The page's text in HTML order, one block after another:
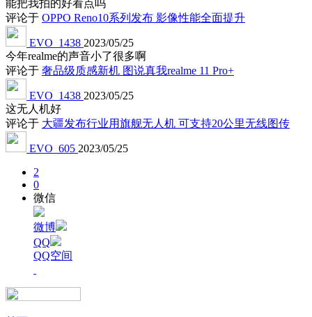
登录以回复
评论
从现在知道的信息来看，应该还是ARM架构，除了ARM也没
什么适合移动端的新架构。
评论于骁龙8 Gen4将两家同时代工 都是3nm但恐怕会抽奖
还是arm架构吗，听说弄了新架构
EVO_1438
能把我拍的好看点吗
评论于OPPO Reno10系列发布 影像性能全面提升
EVO_1438
今年realme的声音小了很多啊